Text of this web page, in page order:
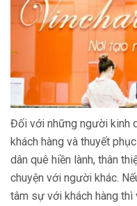
Đối với những người kinh
khách hàng và thuyết
dân quê hiền lành, thân
chuyện với người khác.
tâm sự với khách hàng